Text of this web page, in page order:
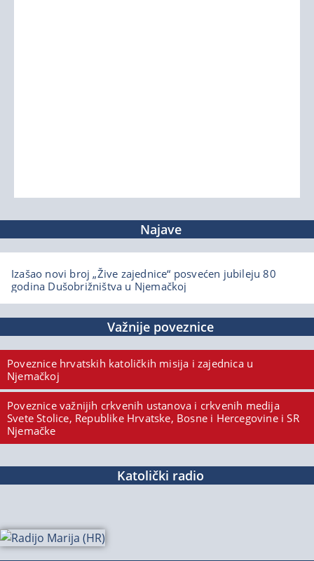
Najave
Izašao novi broj „Žive zajednice“ posvećen jubileju 80
godina Dušobrižništva u Njemačkoj
Važnije poveznice
Poveznice hrvatskih katoličkih misija i zajednica u
Njemačkoj
Poveznice važnijih crkvenih ustanova i crkvenih medija
Svete Stolice, Republike Hrvatske, Bosne i Hercegovine i SR
Njemačke
Katolički radio